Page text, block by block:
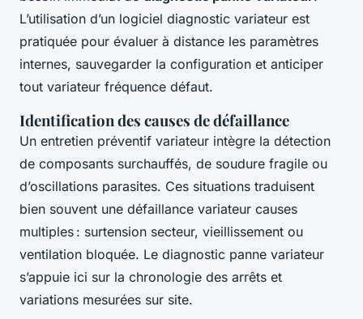
L’utilisation d’un logiciel diagnostic variateur est
pratiquée pour évaluer à distance les paramètres
internes, sauvegarder la configuration et anticiper
tout variateur fréquence défaut.
Identification des causes de défaillance
Un entretien préventif variateur intègre la détection
de composants surchauffés, de soudure fragile ou
d’oscillations parasites. Ces situations traduisent
bien souvent une défaillance variateur causes
multiples : surtension secteur, vieillissement ou
ventilation bloquée. Le diagnostic panne variateur
s’appuie ici sur la chronologie des arrêts et
variations mesurées sur site.